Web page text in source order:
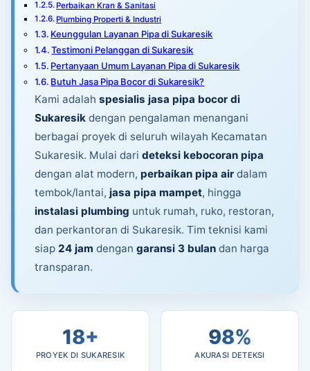
Perbaikan Kran & Sanitasi
Plumbing Properti & Industri
Keunggulan Layanan Pipa di Sukaresik
Testimoni Pelanggan di Sukaresik
Pertanyaan Umum Layanan Pipa di Sukaresik
Butuh Jasa Pipa Bocor di Sukaresik?
Kami adalah spesialis jasa pipa bocor di
Sukaresikdengan pengalaman menangani
berbagai proyek di seluruh wilayah Kecamatan
Sukaresik. Mulai dari deteksi kebocoran pipa
dengan alat modern, perbaikan pipa airdalam
tembok/lantai, jasa pipa mampet, hingga
instalasi plumbing untuk rumah, ruko, restoran,
dan perkantoran di Sukaresik. Tim teknisi kami
siap 24 jam dengan garansi 3 bulandan harga
transparan.
18+
PROYEK DI SUKARESIK
98%
AKURASI DETEKSI